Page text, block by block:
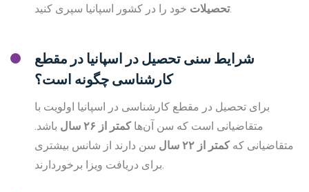
تحصیلاتخود را در کشور اسپانیا سپری کنید.
شرایط سنی تحصیل در اسپانیا در مقطع
کارشناسی چگونه است؟
برای تحصیل در مقطع کارشناسی در اسپانیا اولویت با
متقاضیانی است که سن آن‌هاکمتر از ۲۶ سال
باشد.
متقاضیانی کهکمتر از ۲۲ سال
سن دارند از شانس بیشتری
برای دریافت ویزا برخوردارند.